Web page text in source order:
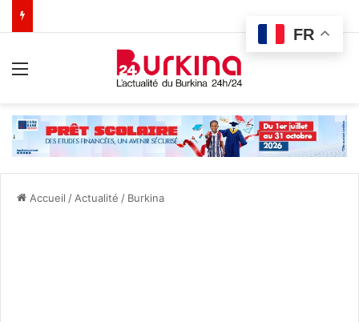
Accueil / Actualité / Burkina
FR